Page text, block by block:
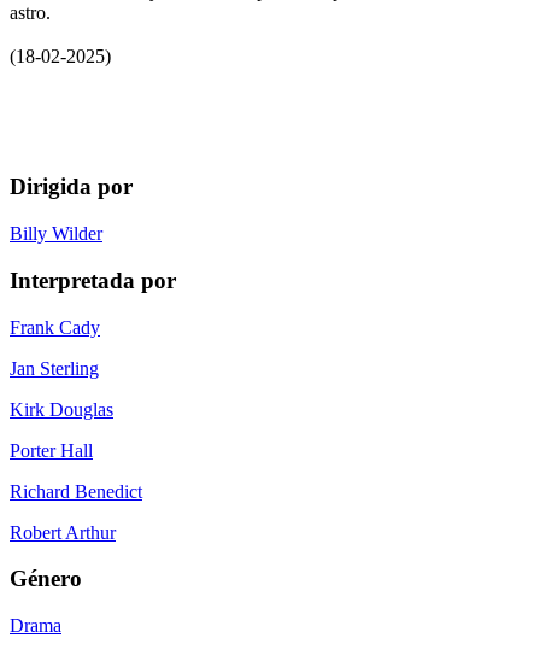
astro.
(18-02-2025)
Dirigida por
Billy Wilder
Interpretada por
Frank Cady
Jan Sterling
Kirk Douglas
Porter Hall
Richard Benedict
Robert Arthur
Género
Drama